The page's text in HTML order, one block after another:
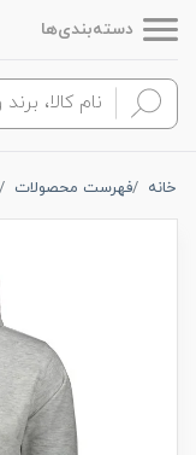
دسته‌بندی‌ها
خانه فهرست محصولات